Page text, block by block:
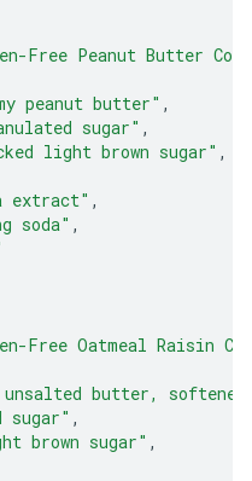
Free Peanut Butter
peanut butter" ,
sugar" ,
light brown sugar" ,
extract" ,
soda" ,
Free Oatmeal Raisin
butter,
sugar" ,
brown sugar" ,